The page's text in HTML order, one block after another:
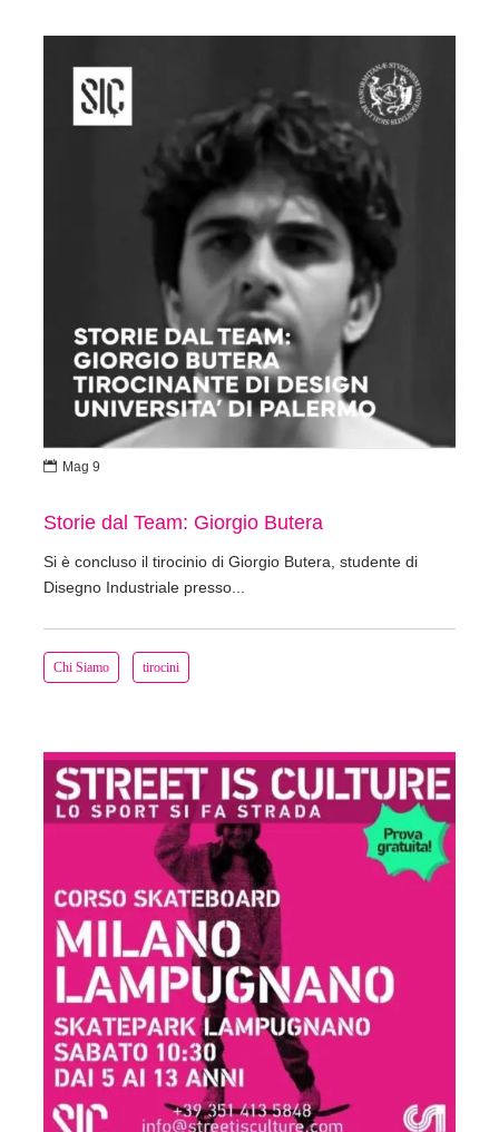
Chi Siamo tirocini
Storie dal Team: Giorgio Butera
Si è concluso il tirocinio di Giorgio Butera, studente di
Disegno Industriale presso...
 Mag 9